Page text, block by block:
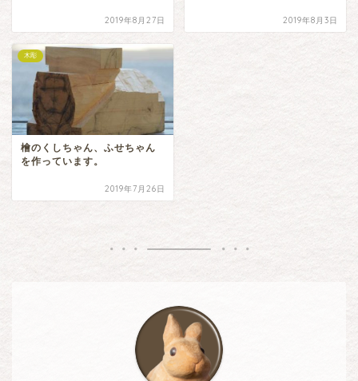
2019年8月27日 2019年8月3日
木彫
檜のくしちゃん、ふせちゃん
を作っています。
2019年7月26日